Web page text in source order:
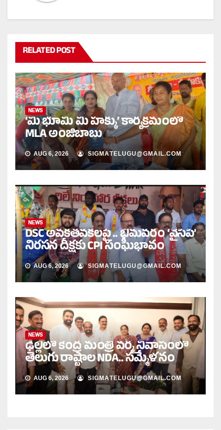
RELATED POST
NEWS
‘మీ భూమి మీ హక్కు’ కార్యక్రమంలో
MLA అంజిబాబు
AUG 6, 2026 SIGMATELUGU@GMAIL.COM
NEWS
DSC అవకతవకలపై .. భీమవరం ‘వైసీపీ’
నిరసన దీక్షకు CPI సంఘీభావం
AUG 6, 2026 SIGMATELUGU@GMAIL.COM
NEWS
ఢిల్లీలో కేంద్ర మంత్రి వర్మ నివాసంలో
తెలుగు రాష్ట్రాల NDA.. సమ్మేళనం
AUG 6, 2026 SIGMATELUGU@GMAIL.COM